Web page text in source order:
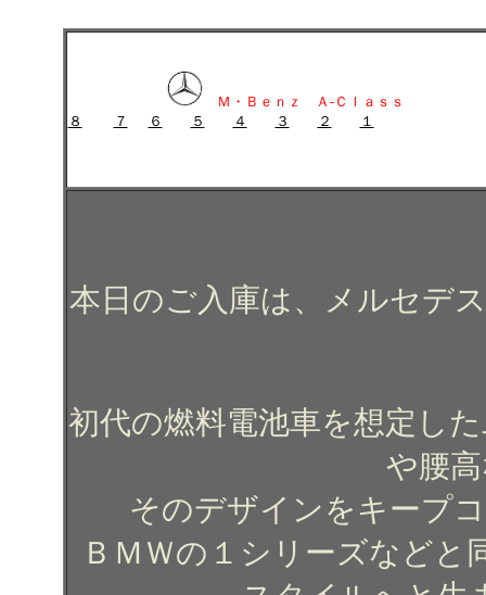
Ｍ・Ｂｅｎｚ Ａ-Ｃｌａｓｓ
８
７ ６ ５ ４ ３ ２ １
本日のご入庫は、メルセ
初代の燃料電池車を想定し
や腰
そのデザインをキープ
ＢＭＷの１シリーズなど